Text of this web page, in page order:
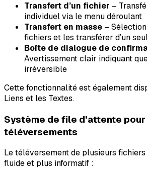
Transfert d’un fichier –
individuel via le menu déroulant
Transfert en masse –
fichiers et les transférer d’un
Boîte de dialogue de
Avertissement clair indiquant
irréversible
Cette fonctionnalité est également
Liens et les Textes.
Système de file d’attente
téléversements
Le téléversement de plusieurs
fluide et plus informatif :